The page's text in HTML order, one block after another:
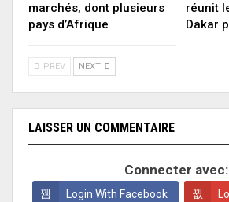
marchés, dont plusieurs
pays d’Afrique
réunit
Dakar
PREV NEXT
LAISSER UN COMMENTAIRE
Connecter avec:
Login With Facebook